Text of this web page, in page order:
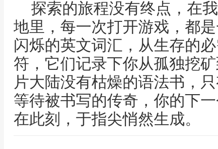
探索的旅程没有终点，在
地里，每一次打开游戏，都
闪烁的英文词汇，从生存的
符，它们记录下你从孤独挖
片大陆没有枯燥的语法书，
等待被书写的传奇，你的下
在此刻，于指尖悄然生成。